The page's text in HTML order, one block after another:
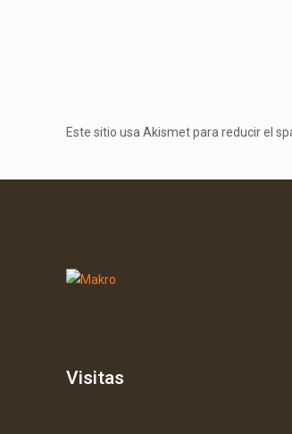
Este sitio usa Akismet para reducir el
Visitas